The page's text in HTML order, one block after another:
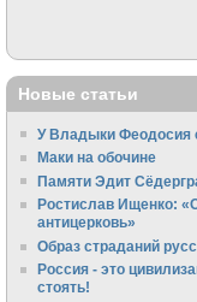
Новые статьи
У Владыки Феодосия
Маки на обочине
Памяти Эдит
Ростислав Ищенко:
антицерковь»
Образ страданий
Россия - это
стоять!